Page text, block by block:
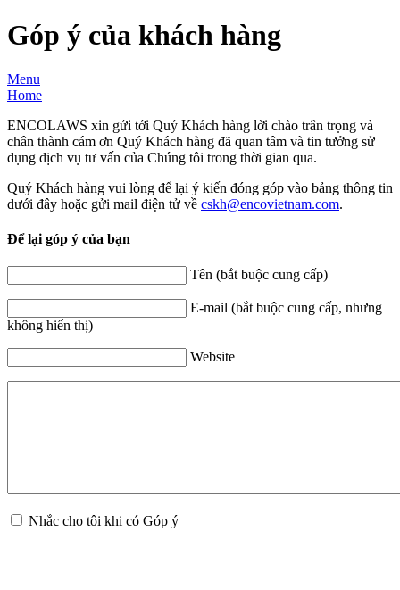
Góp ý của khách hàng
Menu
Home
ENCOLAWS xin gửi tới Quý Khách hàng lời chào trân trọng và
chân thành cám ơn Quý Khách hàng đã quan tâm và tin tưởng sử
dụng dịch vụ tư vấn của Chúng tôi trong thời gian qua.
Quý Khách hàng vui lòng để lại ý kiến đóng góp vào bảng thông tin
dưới đây hoặc gửi mail điện tử về cskh​@​encovietnam.com.
Để lại góp ý của bạn
Tên (bắt buộc cung cấp)
E-mail (bắt buộc cung cấp, nhưng
không hiển thị)
Website
Nhắc cho tôi khi có Góp ý